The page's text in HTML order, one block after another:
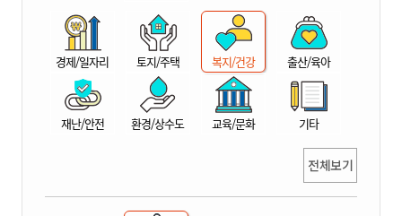
산
경제/일자리 토지/주택 복지/건강 출산/육아
재난/안전 환경/상수도 교육/문화 기타
전체보기